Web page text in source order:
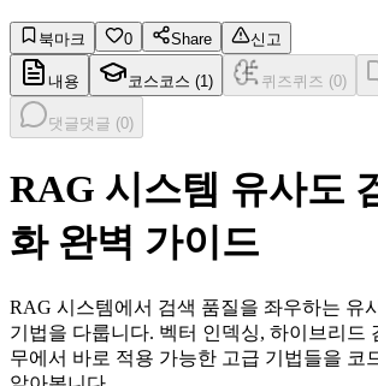
북마크 0 Share 신고
내용 코스 코스 (1 ) 퀴즈퀴즈 (0)
댓글댓글 (0)
RAG 시스템 유사도
화 완벽 가이드
RAG 시스템에서 검색 품질을 좌우하는 유
기법을 다룹니다. 벡터 인덱싱, 하이브리드
무에서 바로 적용 가능한 고급 기법들을 코